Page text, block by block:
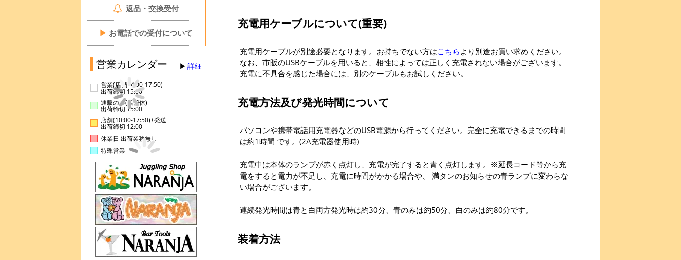
返品・交換受付
▶ お電話での受付について
営業カレンダー 詳細
営業(店舗14:00-17:50)
出荷締切 15:00
通販のみ(店舗休)
出荷締切 15:00
店舗(10:00-17:50)+発送
出荷締切 12:00
休業日 出荷業務無し
特殊営業
充電用ケーブルについて(重要)
充電用ケーブルが別途必要となります。お持ちでない方はこちら より別途お買い求めください。
なお、市販のUSBケーブルを用いると、相性によっては正しく充電されない場合がございます。
充電に不具合を感じた場合には、別のケーブルもお試しください。
充電方法及び発光時間について
パソコンや携帯電話用充電器などのUSB電源から行ってください。完全に充電できるまでの時間
は約1時間 です。(2A充電器使用時)
充電中は本体のランプが赤く点灯し、充電が完了すると青く点灯します。※延長コード等から充
電をすると電力が不足し、充電に時間がかかる場合や、 満タンのお知らせの青ランプに変わらな
い場合がございます。
連続発光時間は青と白両方発光時は約30分、青のみは約50分、白のみは約80分です。
装着方法